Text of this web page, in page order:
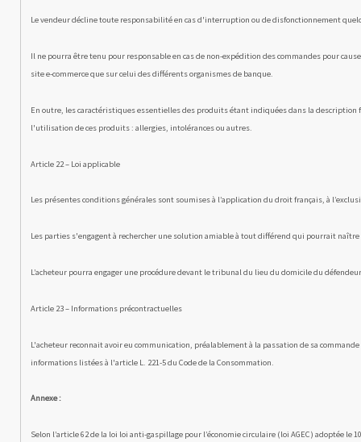
Le vendeur décline toute responsabilité en cas d'interruption ou de disfonctionnement
Il ne pourra être tenu pour responsable en cas de non-expédition des commandes pour
site e-commerce que sur celui des différents organismes de banque.
En outre, les caractéristiques essentielles des produits étant indiquées dans la
l'utilisation de ces produits : allergies, intolérances ou autres.
Article 22 – Loi applicable
Les présentes conditions générales sont soumises à l’appli­cation du droit français, à
Les parties s'engagent à rechercher une solution amiable à tout différend qui pourrait
L’acheteur pourra engager une procédure devant le tribunal du lieu du domicile du
Article 23 – Informations précontractuelles
L'acheteur reconnait avoir eu communication, préalablement à la passation de sa
informations listées à l'article L. 221-5 du Code de la Consommation.
Annexe :
Selon l’article 62 de la loi loi anti-gaspillage pour l’économie circulaire (loi AGEC) adoptée